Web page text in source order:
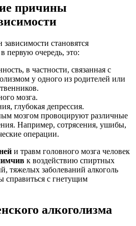
причины
становятся
в первую очередь, это:
в частности, связанная с
у одного из родителей или
мозга.
глубокая депрессия.
мозгом провоцируют различные
Например, сотрясения, ушибы,
операции.
и травм головного мозга человек
к воздействию спиртных
тяжелых заболеваний алкоголь
справиться с гнетущим
алкоголизма